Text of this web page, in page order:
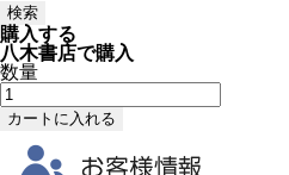
購入する
八木書店で購入
数量